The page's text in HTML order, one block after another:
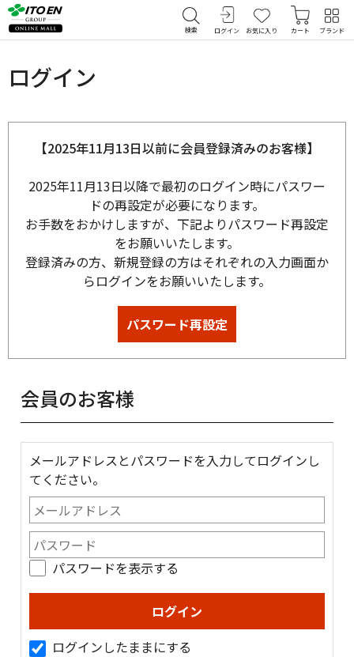
検索 ログイン お気に入り カート ブランド
ログイン
【2025年11月13日以前に会員登録済みのお客様】
2025年11月13日以降で最初のログイン時にパスワー
ドの再設定が必要になります。
お手数をおかけしますが、下記よりパスワード再設定
をお願いいたします。
登録済みの方、新規登録の方はそれぞれの入力画面か
らログインをお願いいたします。
パスワード再設定
会員のお客様
メールアドレスとパスワードを入力してログインし
てください。
パスワードを表示する
ログインしたままにする